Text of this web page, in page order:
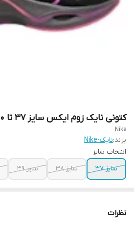
کتونی نایک زوم ایکس سایز ۳۷ تا ۴۰ Nike Zoom X
Nike
برند:نایک-Nike
انتخاب سایز
سایز ۳۷
سایز ۳۸ سایز ۳۹
نظرات